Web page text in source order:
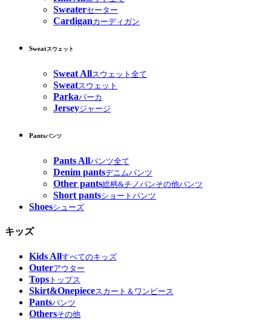
Sweaterセーター
Cardiganカーディガン
Sweatスウェット
Sweat Allスウェット全て
Sweatスウェット
Parkaパーカ
Jerseyジャージ
Pantsパンツ
Pants Allパンツ全て
Denim pantsデニムパンツ
Other pants総柄&チノパンその他パンツ
Short pantsショートパンツ
Shoesシューズ
キッズ
Kids Allすべてのキッズ
Outerアウター
Tops トップス
Skirt&Onepieceスカート＆ワンピース
Pantsパンツ
Othersその他